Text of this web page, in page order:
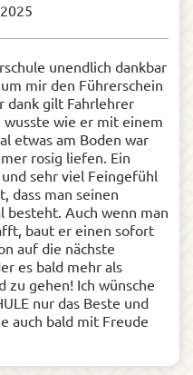
unendlich dankbar
mir den Führerschein
dank gilt Fahrlehrer
wie er mit einem
etwas am Boden war
rosig liefen. Ein
sehr viel Feingefühl
dass man seinen
besteht. Auch wenn man
baut er einen sofort
auf die nächste
es bald mehr als
zu gehen! Ich wünsche
nur das Beste und
auch bald mit Freude